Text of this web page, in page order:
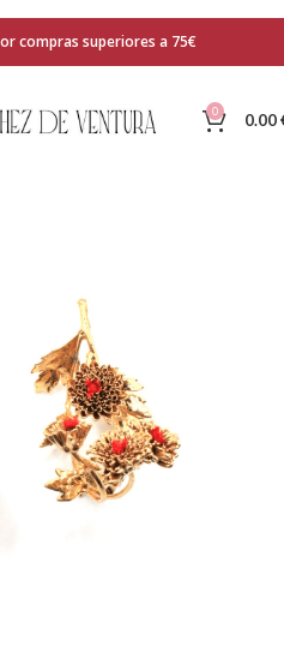
compras superiores a 75€
0 0.00